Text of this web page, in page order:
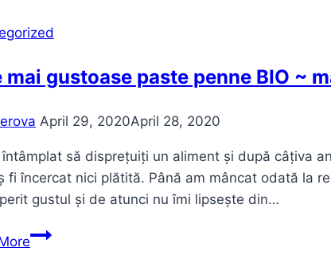
mai gustoase paste penne BIO ~
April 29, 2020April 28, 2020
să disprețuiți un aliment și după câțiva
fi încercat nici plătită. Până am mâncat odată la
gustul și de atunci nu îmi lipsește din…
Cele